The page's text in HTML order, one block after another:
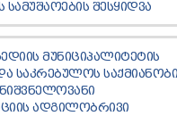
ᲨᲔᲡᲧᲘᲓᲕᲐ
ᲛᲣᲜᲘᲪᲘᲞᲐᲚᲘᲢᲔᲢᲘᲡ
ᲡᲐᲙᲠᲔᲑᲣᲚᲝᲡ
ᲐᲓᲒᲘᲚᲝᲑᲠᲘᲕᲘ